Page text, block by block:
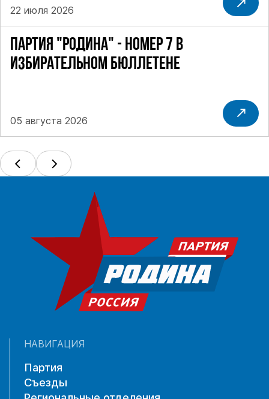
ПАРТИЯ "РОДИНА" - НОМЕР 7 В
ИЗБИРАТЕЛЬНОМ БЮЛЛЕТЕНЕ
05 августа 2026
22 июля 2026
НАВИГАЦИЯ
Партия
Съезды